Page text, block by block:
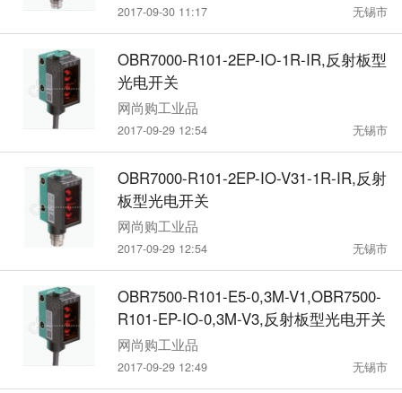
2017-09-30 11:17 无锡市
OBR7000-R101-2EP-IO-1R-IR,反射板型
光电开关
网尚购工业品
2017-09-29 12:54 无锡市
OBR7000-R101-2EP-IO-V31-1R-IR,反射
板型光电开关
网尚购工业品
2017-09-29 12:54 无锡市
OBR7500-R101-E5-0,3M-V1,OBR7500-
R101-EP-IO-0,3M-V3,反射板型光电开关
网尚购工业品
2017-09-29 12:49 无锡市